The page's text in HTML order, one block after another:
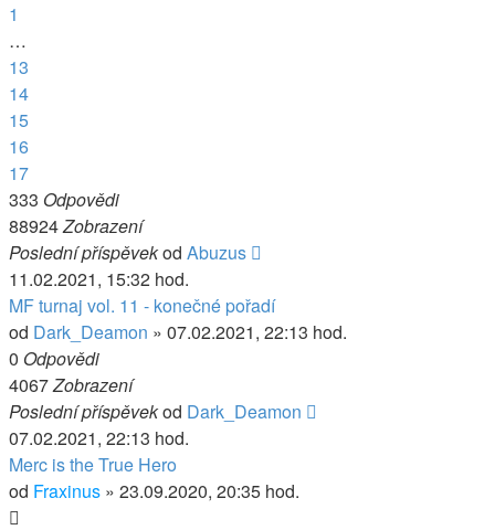
1
…
13
14
15
16
17
333 Odpovědi
88924Zobrazení
Poslední příspěvekod Abuzus
11.02.2021, 15:32 hod.
MF turnaj vol. 11 - konečné pořadí
od Dark_Deamon » 07.02.2021, 22:13 hod.
0 Odpovědi
4067Zobrazení
Poslední příspěvekod Dark_Deamon
07.02.2021, 22:13 hod.
Merc is the True Hero
od Fraxinus » 23.09.2020, 20:35 hod.